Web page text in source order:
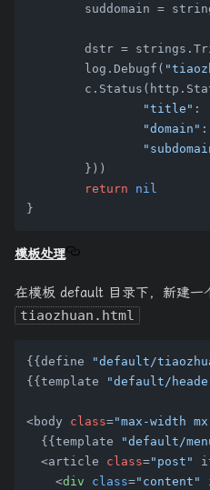
suddomain =
dstr =
	log.Debugf(
"title" :
"domain"
return
nil
模板处理
在模板 default 目录下，新建一
tiaozhuan.html
{{define "default/
{{template
"default/
<body class="max-width
  {{template
"default/
  <article
class="post"
<div class="content"